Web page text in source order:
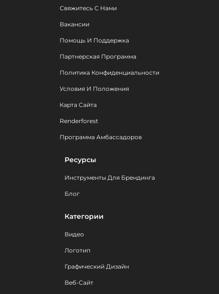
Свяжитесь С Нами
Вакансии
Помощь И Поддержка
Партнерская Программа
Политика Конфиденциальности
Условия И Положения
Карта Сайта
Renderforest
Программа Амбассадоров
Ресурсы
Инструменты Для Брендинга
Блог
Категории
Видео
Логотип
Графический Дизайн
Веб-Сайт